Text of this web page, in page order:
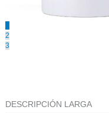
2
3
DESCRIPCIÓN LARGA